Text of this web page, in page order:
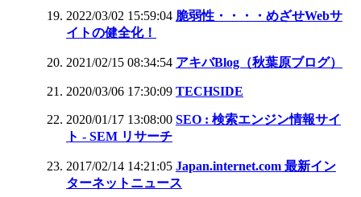
2022/03/02 15:59:04 脆弱性・・・・めざせWebサ
イトの健全化！
2021/02/15 08:34:54 アキバBlog（秋葉原ブログ）
2020/03/06 17:30:09 TECHSIDE
2020/01/17 13:08:00 SEO : 検索エンジン情報サイ
ト - SEM リサーチ
2017/02/14 14:21:05 Japan.internet.com 最新イン
ターネットニュース